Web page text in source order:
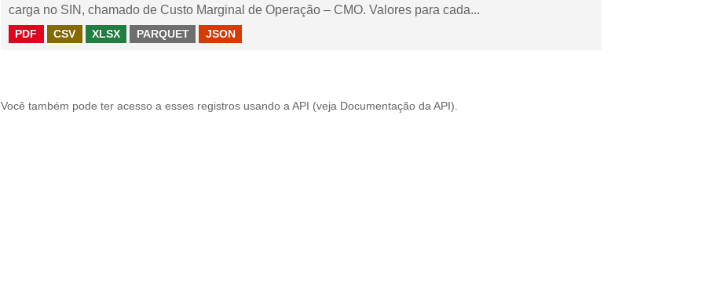
carga no SIN, chamado de Custo Marginal de Operação – CMO. Valores para cada...
PDF CSV XLSX PARQUET JSON
Você também pode ter acesso a esses registros usando a API (veja Documentação da API ).